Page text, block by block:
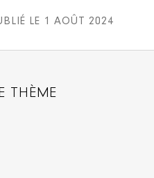
LE 1 AOÛT 2024
THÈME